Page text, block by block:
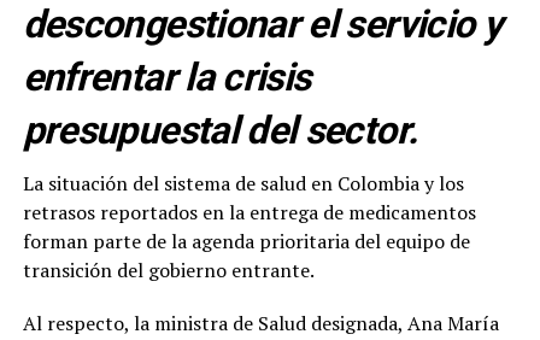
descongestionar el servicio y
enfrentar la crisis
presupuestal del sector.
La situación del sistema de salud en Colombia y los
retrasos reportados en la entrega de medicamentos
forman parte de la agenda prioritaria del equipo de
transición del gobierno entrante.
Al respecto, la ministra de Salud designada, Ana María